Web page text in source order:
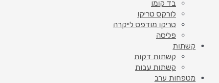
בד קומו
לורקס טריקו
טריקו מודפס לייקרה
פליסה
קשתות
קשתות דקות
קשתות עבות
מטפחות ערב